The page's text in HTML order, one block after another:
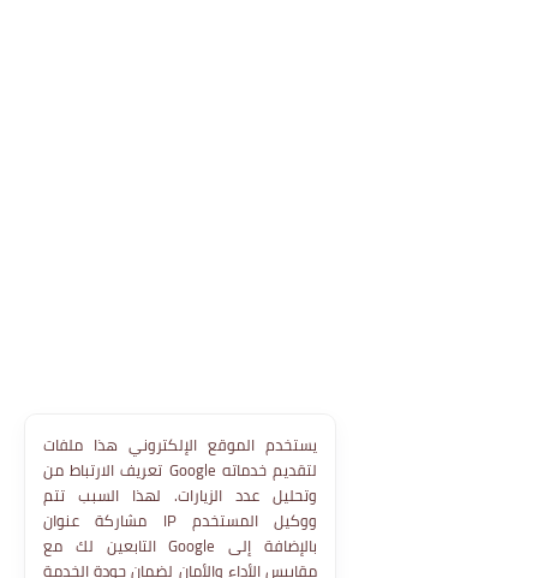
يستخدم الموقع الإلكتروني هذا ملفات
تعريف الارتباط من Google لتقديم خدماته
وتحليل عدد الزيارات. لهذا السبب تتم
مشاركة عنوان IP ووكيل المستخدم
التابعين لك مع Google بالإضافة إلى
مقاييس الأداء والأمان لضمان جودة الخدمة